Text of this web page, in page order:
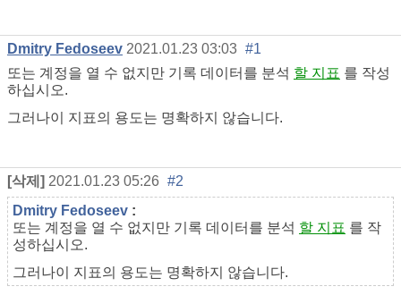
Dmitry Fedoseev 2021.01.23 03:03 #1
또는 계정을 열 수 없지만 기록 데이터를 분석 할 지표 를 작성
하십시오.
그러나이 지표의 용도는 명확하지 않습니다.
[삭제] 2021.01.23 05:26 #2
Dmitry Fedoseev :
또는 계정을 열 수 없지만 기록 데이터를 분석 할 지표 를 작
성하십시오.
그러나이 지표의 용도는 명확하지 않습니다.